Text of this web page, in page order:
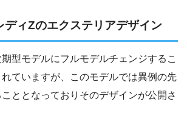
ディZのエクステリアデザイン
型モデルにフルモデルチェンジするこ
ていますが、このモデルでは異例の先
ととなっておりそのデザインが公開さ